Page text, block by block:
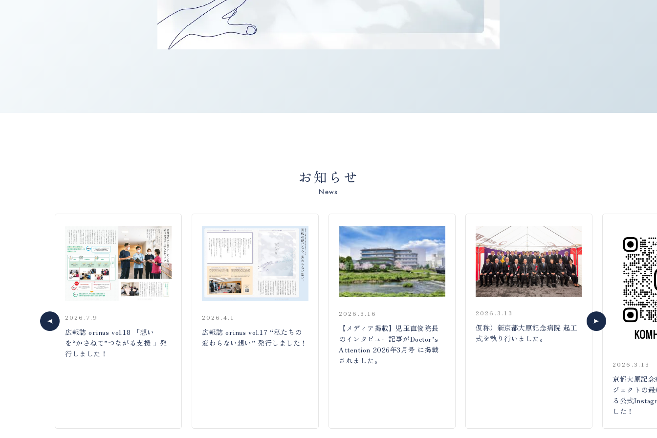
お知らせ
News
2026.7.9
広報誌 orinas vol.18 「想い
を“かさねて”つながる支援 」発
行しました！
2026.4.1
広報誌 orinas vol.17 “私たちの
変わらない想い” 発行しました！
2026.3.16
【メディア掲載】児玉直俊院長
のインタビュー記事がDoctor’s
Attention 2026年3月号 に掲載
されました。
2026.3.13
仮称）新京都大原記念病院 起工
式を執り行いました。
2026.3.13
京都大原記
ジェクトの
る公式
した！